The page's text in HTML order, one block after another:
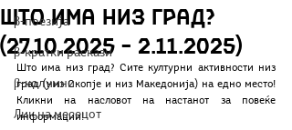
β-поезија
β-кратки раскази
β-колумни
Лик на месецот
Што има низ град?
(27.10.2025 – 2.11.2025)
Што има низ град? Сите културни активности низ
град (низ Скопје и низ Македонија) на едно место!
Кликни на насловот на настанот за повеќе
информации!